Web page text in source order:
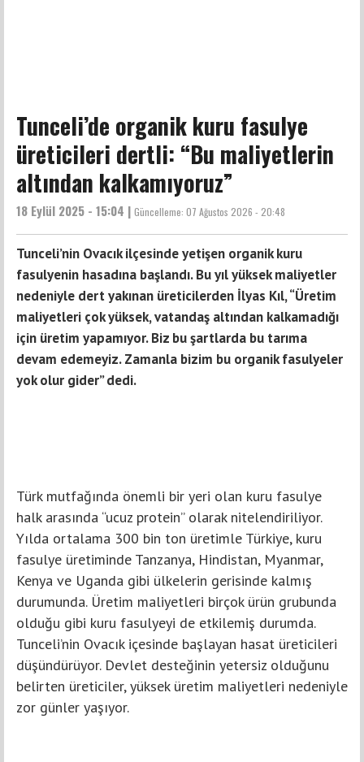
Tunceli’de organik kuru fasulye
üreticileri dertli: “Bu maliyetlerin
altından kalkamıyoruz”
18 Eylül 2025 - 15:04 | Güncelleme: 07 Ağustos 2026 - 20:48
Tunceli’nin Ovacık ilçesinde yetişen organik kuru
fasulyenin hasadına başlandı. Bu yıl yüksek maliyetler
nedeniyle dert yakınan üreticilerden İlyas Kıl, “Üretim
maliyetleri çok yüksek, vatandaş altından kalkamadığı
için üretim yapamıyor. Biz bu şartlarda bu tarıma
devam edemeyiz. Zamanla bizim bu organik fasulyeler
yok olur gider” dedi.
Türk mutfağında önemli bir yeri olan kuru fasulye
halk arasında “ucuz protein” olarak nitelendiriliyor.
Yılda ortalama 300 bin ton üretimle Türkiye, kuru
fasulye üretiminde Tanzanya, Hindistan, Myanmar,
Kenya ve Uganda gibi ülkelerin gerisinde kalmış
durumunda. Üretim maliyetleri birçok ürün grubunda
olduğu gibi kuru fasulyeyi de etkilemiş durumda.
Tunceli’nin Ovacık içesinde başlayan hasat üreticileri
düşündürüyor. Devlet desteğinin yetersiz olduğunu
belirten üreticiler, yüksek üretim maliyetleri nedeniyle
zor günler yaşıyor.